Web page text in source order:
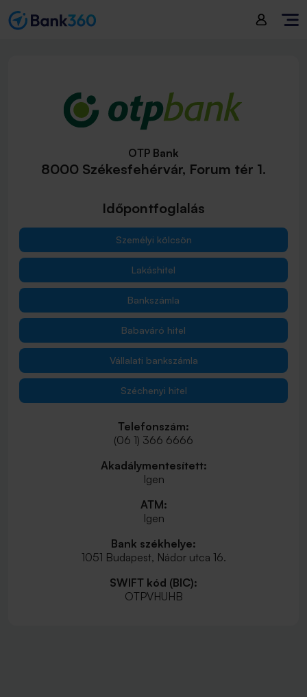
OTP Bank
8000 Székesfehérvár, Forum tér 1.
Időpontfoglalás
Személyi kölcsön
Lakáshitel
Bankszámla
Babaváró hitel
Vállalati bankszámla
Széchenyi hitel
Telefonszám:
(06 1) 366 6666
Akadálymentesített:
Igen
ATM:
Igen
Bank székhelye:
1051 Budapest, Nádor utca 16.
SWIFT kód (BIC):
OTPVHUHB